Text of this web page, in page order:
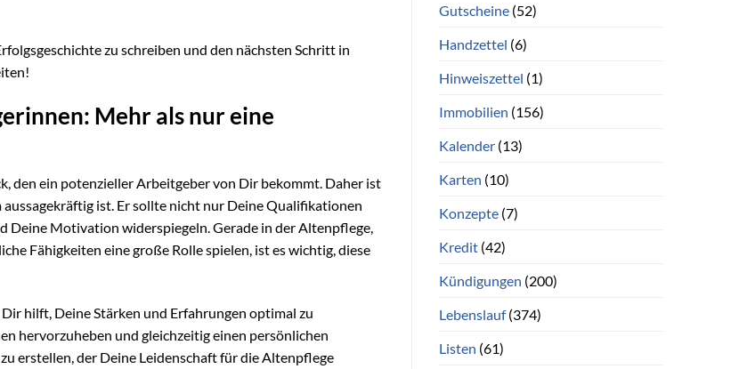
zu schreiben und den nächsten Schritt in
Mehr als nur eine
den ein potenzieller Arbeitgeber von Dir bekommt. Daher ist
ist. Er sollte nicht nur Deine Qualifikationen
Deine Motivation widerspiegeln. Gerade in der Altenpflege,
Fähigkeiten eine große Rolle spielen, ist es wichtig, diese
hilft, Deine Stärken und Erfahrungen optimal zu
hervorzuheben und gleichzeitig einen persönlichen
erstellen, der Deine Leidenschaft für die Altenpflege
Gutscheine(52)
Handzettel (6)
Hinweiszettel (1)
Immobilien (156)
Kalender(13)
Karten (10)
Konzepte(7)
Kredit(42)
Kündigungen (200)
Lebenslauf(374)
Listen (61)